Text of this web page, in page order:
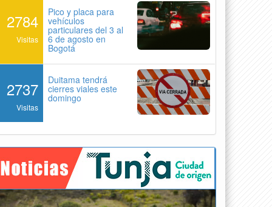
2784
Visitas
Pico y placa para
vehículos
particulares del 3 al
6 de agosto en
Bogotá
2737
Visitas
Duitama tendrá
cierres viales este
domingo
Previous Next